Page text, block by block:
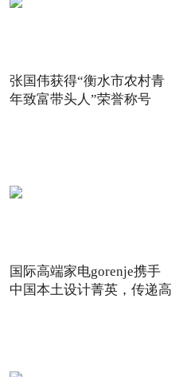
张国伟获得“衡水市农村青
年致富带头人”荣誉称号
国际高端家电gorenje携手
中国本土设计菁英，传递高